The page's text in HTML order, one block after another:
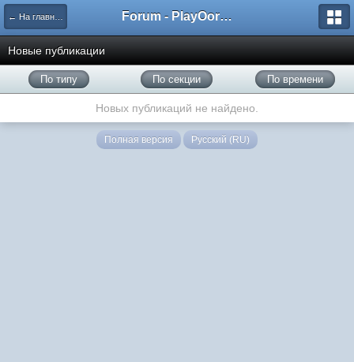
← На главную Forum - PlayOorbis.net
Новые публикации
По типу По секции По времени
Новых публикаций не найдено.
Полная версия Русский (RU)